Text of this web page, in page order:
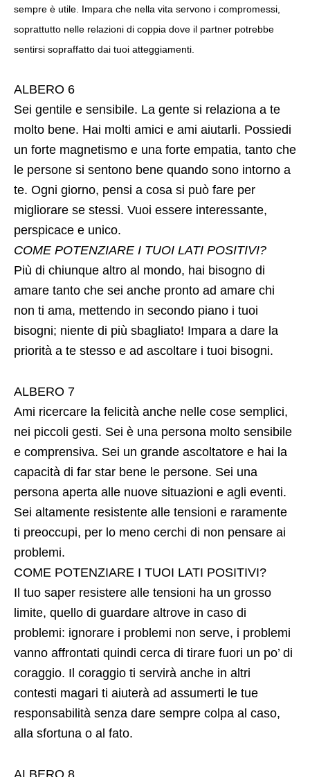
sempre è utile. Impara che nella vita servono i compromessi,
soprattutto nelle relazioni di coppia dove il partner potrebbe
sentirsi sopraffatto dai tuoi atteggiamenti.
ALBERO 6
Sei gentile e sensibile. La gente si relaziona a te
molto bene. Hai molti amici e ami aiutarli. Possiedi
un forte magnetismo e una forte empatia, tanto che
le persone si sentono bene quando sono intorno a
te. Ogni giorno, pensi a cosa si può fare per
migliorare se stessi. Vuoi essere interessante,
perspicace e unico.
COME POTENZIARE I TUOI LATI POSITIVI?
Più di chiunque altro al mondo, hai bisogno di
amare tanto che sei anche pronto ad amare chi
non ti ama, mettendo in secondo piano i tuoi
bisogni; niente di più sbagliato! Impara a dare la
priorità a te stesso e ad ascoltare i tuoi bisogni.
ALBERO 7
Ami ricercare la felicità anche nelle cose semplici,
nei piccoli gesti. Sei è una persona molto sensibile
e comprensiva. Sei un grande ascoltatore e hai la
capacità di far star bene le persone. Sei una
persona aperta alle nuove situazioni e agli eventi.
Sei altamente resistente alle tensioni e raramente
ti preoccupi, per lo meno cerchi di non pensare ai
problemi.
COME POTENZIARE I TUOI LATI POSITIVI?
Il tuo saper resistere alle tensioni ha un grosso
limite, quello di guardare altrove in caso di
problemi: ignorare i problemi non serve, i problemi
vanno affrontati quindi cerca di tirare fuori un po’ di
coraggio. Il coraggio ti servirà anche in altri
contesti magari ti aiuterà ad assumerti le tue
responsabilità senza dare sempre colpa al caso,
alla sfortuna o al fato.
ALBERO 8